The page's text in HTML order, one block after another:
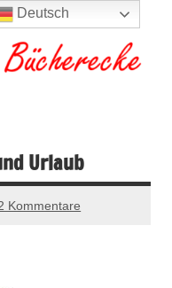
Urlaub
Kommentare
Deutsch